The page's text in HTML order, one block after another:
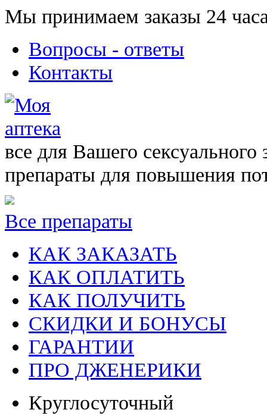
Мы принимаем заказы 24
Вопросы - ответы
Контакты
все для Вашего сексуального
препараты для повышения
Все препараты
КАК ЗАКАЗАТЬ
КАК ОПЛАТИТЬ
КАК ПОЛУЧИТЬ
СКИДКИ И БОНУСЫ
ГАРАНТИИ
ПРО ДЖЕНЕРИКИ
Круглосуточный